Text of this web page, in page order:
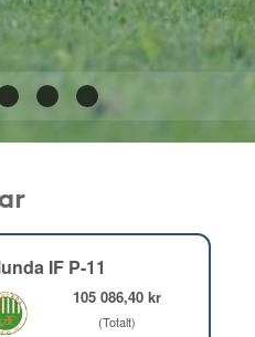
IF P-11
105 086,40 kr
(Totalt)